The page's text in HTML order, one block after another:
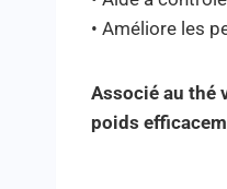
• Améliore les
Associé au thé
poids